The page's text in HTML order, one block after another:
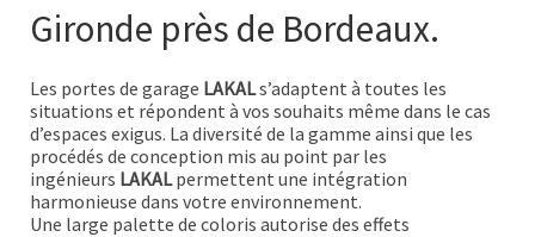
Gironde près de Bordeaux.
Les portes de garage LAKALs’adaptent à toutes les
situations et répondent à vos souhaits même dans le cas
d’espaces exigus. La diversité de la gamme ainsi que les
procédés de conception mis au point par les
ingénieurs LAKALpermettent une intégration
harmonieuse dans votre environnement.
Une large palette de coloris autorise des effets